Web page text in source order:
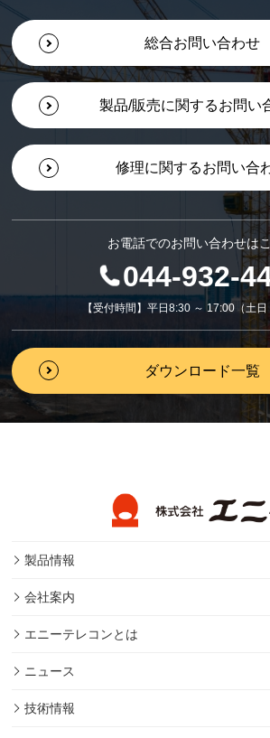
総合お問い合わせ
製品/販売に関するお問い
修理に関するお問い合
お電話でのお問い合わせは
044-932-
【受付時間】平日8:30 ～ 17:00（土日
ダウンロード一覧
製品情報
会社案内
エニーテレコンとは
ニュース
技術情報